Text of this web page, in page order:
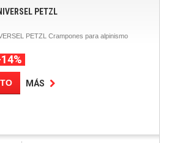
PETZL
PETZL Crampones para alpinismo
MÁS